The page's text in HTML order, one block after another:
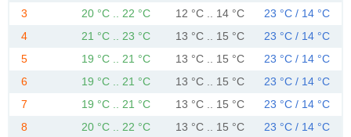
3
20 °C .. 22 °C 12 °C .. 14 °C
23 °C / 14 °C
4
21 °C .. 23 °C 13 °C .. 15 °C
23 °C / 14 °C
5
19 °C .. 21 °C 13 °C .. 15 °C
23 °C / 14 °C
6
19 °C .. 21 °C 13 °C .. 15 °C
23 °C / 14 °C
7
19 °C .. 21 °C 13 °C .. 15 °C
23 °C / 14 °C
8
20 °C .. 22 °C 13 °C .. 15 °C
23 °C / 14 °C